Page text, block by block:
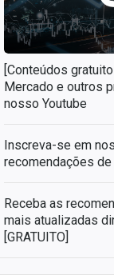
[Conteúdos
Mercado e outros
nosso Youtube
Inscreva-se em
recomendações
Receba as
mais atualizadas
[GRATUITO]